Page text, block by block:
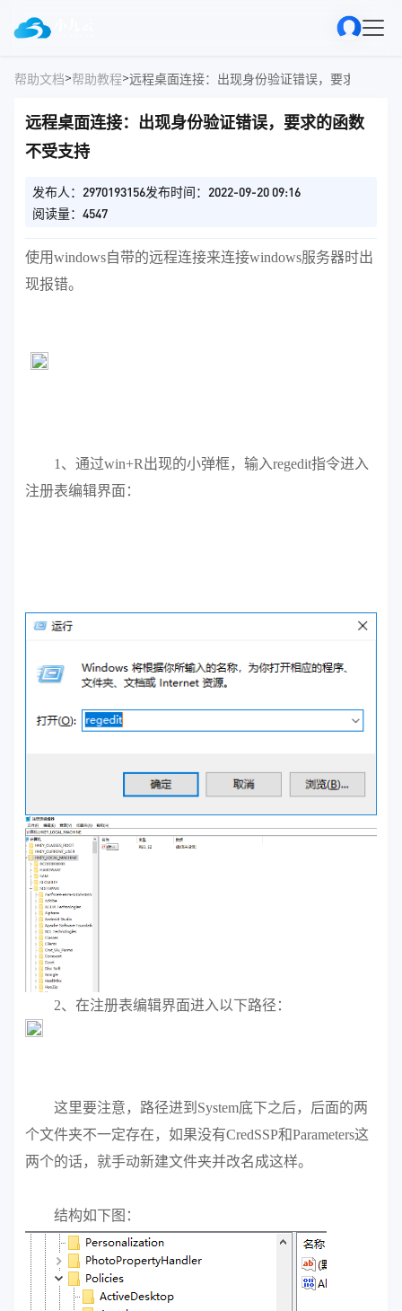
帮助文档>帮助教程>远程桌面连接：出现身份验证错误，要求的函数
远程桌面连接：出现身份验证错误，要求的函数
不受支持
发布人：2970193156发布时间：2022-09-20 09:16
阅读量：4547
使用windows自带的远程连接来连接windows服务器时出
现报错。
1、通过win+R出现的小弹框，输入regedit指令进入
注册表编辑界面：
2、在注册表编辑界面进入以下路径：
这里要注意，路径进到System底下之后，后面的两
个文件夹不一定存在，如果没有CredSSP和Parameters这
两个的话，就手动新建文件夹并改名成这样。
结构如下图：